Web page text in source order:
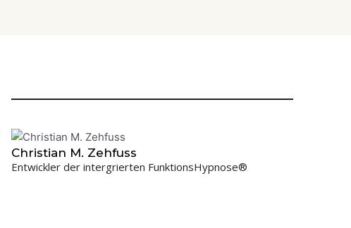
Christian M. Zehfuss
Entwickler der intergrierten FunktionsHypnose®